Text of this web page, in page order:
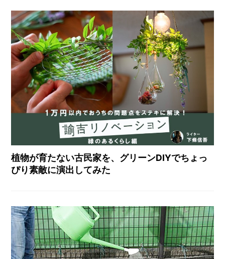
植物が育たない古民家を、グリーンDIYでちょっ
ぴり素敵に演出してみた